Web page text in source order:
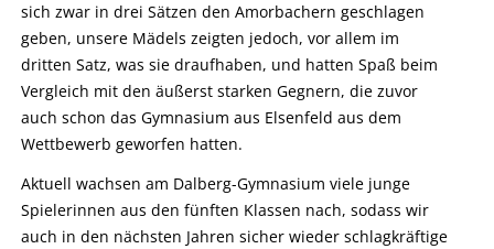
sich zwar in drei Sätzen den Amorbachern geschlagen
geben, unsere Mädels zeigten jedoch, vor allem im
dritten Satz, was sie draufhaben, und hatten Spaß beim
Vergleich mit den äußerst starken Gegnern, die zuvor
auch schon das Gymnasium aus Elsenfeld aus dem
Wettbewerb geworfen hatten.
Aktuell wachsen am Dalberg-Gymnasium viele junge
Spielerinnen aus den fünften Klassen nach, sodass wir
auch in den nächsten Jahren sicher wieder schlagkräftige